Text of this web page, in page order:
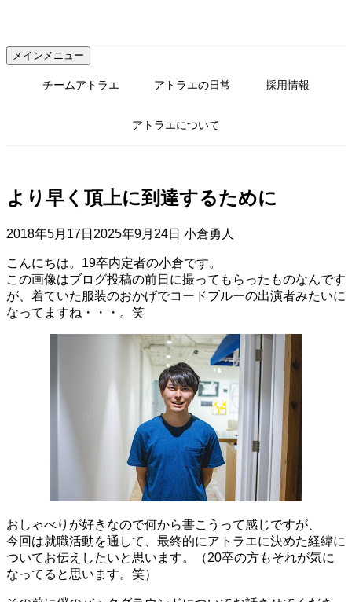
テ
ン
メインメニュー
チームアトラエ アトラエの日常 採用情報
アトラエについて
より早く頂上に到達するために
2018年5月17日 2025年9月24日 小倉勇人
こんにちは。19卒内定者の小倉です。
この画像はブログ投稿の前日に撮ってもらったものなんです
が、着ていた服装のおかげでコードブルーの出演者みたいに
なってますね・・・。笑
おしゃべりが好きなので何から書こうって感じですが、
今回は就職活動を通して、最終的にアトラエに決めた経緯に
ついてお伝えしたいと思います。（20卒の方もそれが気に
なってると思います。笑）